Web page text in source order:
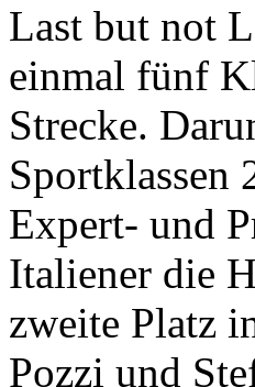
Last but not
einmal fünf
Strecke.
Sportklassen
Expert- und
Italiener die
zweite Platz
Pozzi und